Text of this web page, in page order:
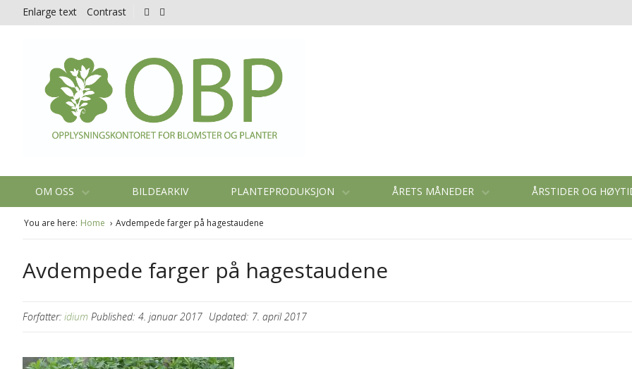
Enlarge text Contrast
OM OSS BILDEARKIV PLANTEPRODUKSJON ÅRETS MÅNEDER ÅRSTIDER OG
You are here: Home Avdempede farger på hagestaudene
Avdempede farger på hagestaudene
Forfatter: idium Published: 4. januar 2017 Updated: 7. april 2017